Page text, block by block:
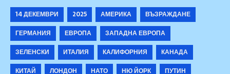
14 ДЕКЕМВРИ 2025 АМЕРИКА
ВЪЗРАЖДАНЕ
ГЕРМАНИЯ
ЕВРОПА
ЗАПАДНА ЕВРОПА
ЗЕЛЕНСКИ
ИТАЛИЯ КАЛИФОРНИЯ
КАНАДА
КИТАЙ
ЛОНДОН НАТО НЮ ЙОРК
ПУТИН